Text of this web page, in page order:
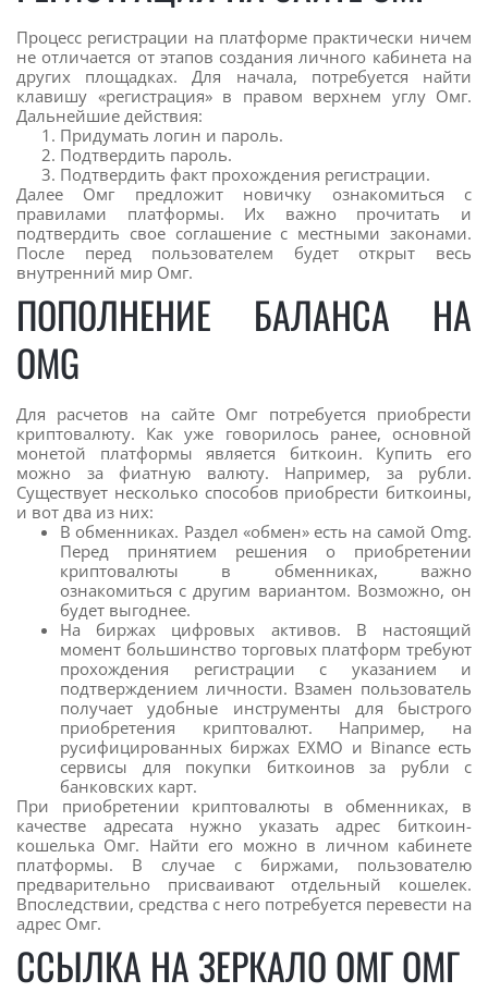
Процесс регистрации на платформе практически ничем
не отличается от этапов создания личного кабинета на
других площадках. Для начала, потребуется найти
клавишу «регистрация» в правом верхнем углу Омг.
Дальнейшие действия:
Придумать логин и пароль.
Подтвердить пароль.
Подтвердить факт прохождения регистрации.
Далее Омг предложит новичку ознакомиться с
правилами платформы. Их важно прочитать и
подтвердить свое соглашение с местными законами.
После перед пользователем будет открыт весь
внутренний мир Омг.
ПОПОЛНЕНИЕ БАЛАНСА НА
OMG
Для расчетов на сайте Омг потребуется приобрести
криптовалюту. Как уже говорилось ранее, основной
монетой платформы является биткоин. Купить его
можно за фиатную валюту. Например, за рубли.
Существует несколько способов приобрести биткоины,
и вот два из них:
В обменниках. Раздел «обмен» есть на самой Omg.
Перед принятием решения о приобретении
криптовалюты в обменниках, важно
ознакомиться с другим вариантом. Возможно, он
будет выгоднее.
На биржах цифровых активов. В настоящий
момент большинство торговых платформ требуют
прохождения регистрации с указанием и
подтверждением личности. Взамен пользователь
получает удобные инструменты для быстрого
приобретения криптовалют. Например, на
русифицированных биржах EXMO и Binance есть
сервисы для покупки биткоинов за рубли с
банковских карт.
При приобретении криптовалюты в обменниках, в
качестве адресата нужно указать адрес биткоин-
кошелька Омг. Найти его можно в личном кабинете
платформы. В случае с биржами, пользователю
предварительно присваивают отдельный кошелек.
Впоследствии, средства с него потребуется перевести на
адрес Омг.
ССЫЛКА НА ЗЕРКАЛО ОМГ ОМГ